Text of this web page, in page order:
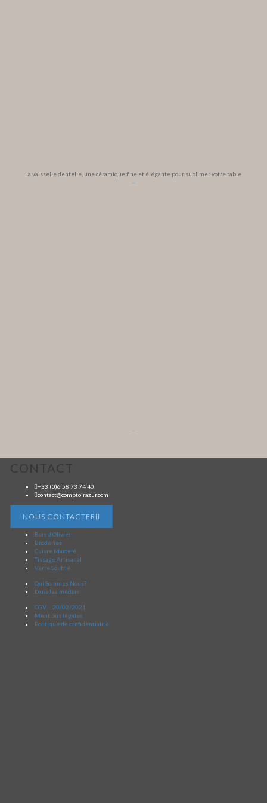
La vaisselle dentelle, une céramique fine et élégante pour sublimer votre table.
CONTACT
+33 (0)6 58 73 74 40
contact@comptoirazur.com
NOUS CONTACTER
Bois d’Olivier
Broderies
Cuivre Martelé
Tissage Artisanal
Verre Soufflé
Qui Sommes Nous?
Dans les médias
CGV – 20/02/2021
Mentions légales
Politique de confidentialité